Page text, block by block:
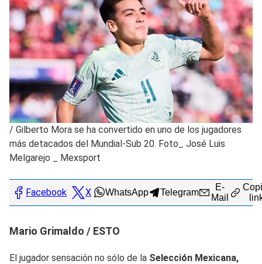
/ Gilberto Mora se ha convertido en uno de los jugadores
más detacados del Mundial-Sub 20. Foto_ José Luis
Melgarejo _ Mexsport
Facebook X WhatsApp Telegram
E-
Mail
Mario Grimaldo / ESTO
El jugador sensación no sólo de la Selección Mexicana,